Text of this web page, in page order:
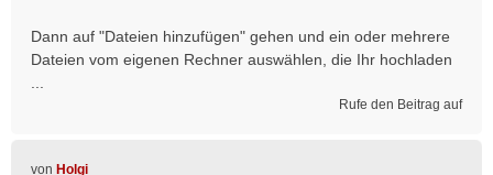
Dann auf "Dateien hinzufügen" gehen und ein oder mehrere
Dateien vom eigenen Rechner auswählen, die Ihr hochladen
Rufe den Beitrag auf
von Holgi